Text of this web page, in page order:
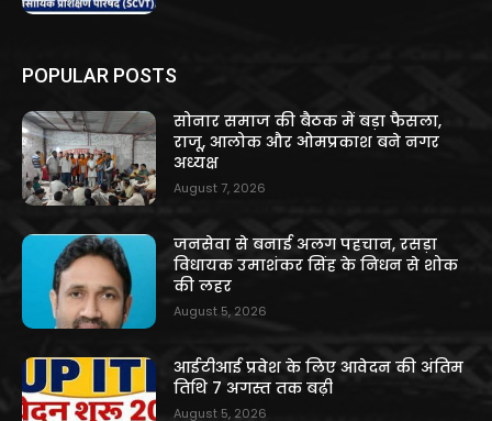
POPULAR POSTS
सोनार समाज की बैठक में बड़ा फैसला,
राजू, आलोक और ओमप्रकाश बने नगर
अध्यक्ष
August 7, 2026
जनसेवा से बनाई अलग पहचान, रसड़ा
विधायक उमाशंकर सिंह के निधन से शोक
की लहर
August 5, 2026
आईटीआई प्रवेश के लिए आवेदन की अंतिम
तिथि 7 अगस्त तक बढ़ी
August 5, 2026